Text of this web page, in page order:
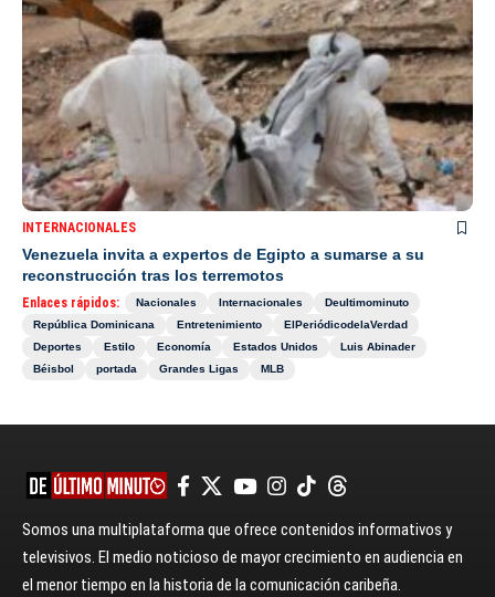
INTERNACIONALES
Venezuela invita a expertos de Egipto a sumarse a su
reconstrucción tras los terremotos
Enlaces rápidos: Nacionales Internacionales
Deultimominuto
República Dominicana
Entretenimiento
ElPeriódicodelaVerdad
Deportes
Estilo Economía Estados Unidos
Luis Abinader
Béisbol
portada Grandes Ligas MLB
Somos una multiplataforma que ofrece contenidos informativos y
televisivos. El medio noticioso de mayor crecimiento en audiencia en
el menor tiempo en la historia de la comunicación caribeña.